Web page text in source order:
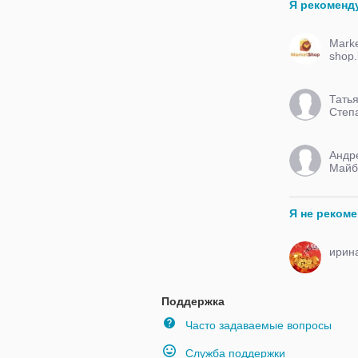
Я
Я не
Поддержка
Часто задаваемые вопросы
Служба поддержки